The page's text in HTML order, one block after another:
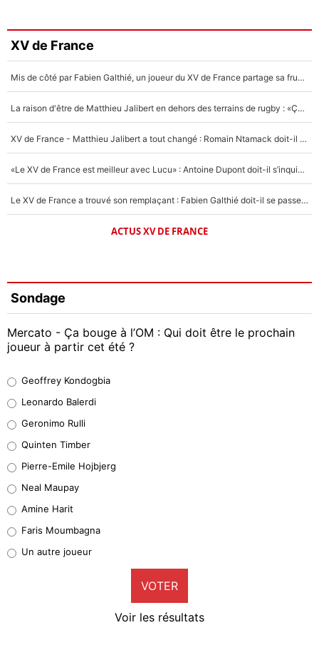
XV de France
Mis de côté par Fabien Galthié, un joueur du XV de France partage sa frustration : «ils ne me l’ont pas dit tout de suite»
La raison d'être de Matthieu Jalibert en dehors des terrains de rugby : «Ça m'atteint autant que si tu touches à un membre de ma famille»
XV de France - Matthieu Jalibert a tout changé : Romain Ntamack doit-il s’inquiéter pour sa place à un an de la Coupe du monde ?
«Le XV de France est meilleur avec Lucu» : Antoine Dupont doit-il s’inquiéter pour sa place ?
Le XV de France a trouvé son remplaçant : Fabien Galthié doit-il se passer d'Antoine Dupont ?
ACTUS XV DE FRANCE
Sondage
Mercato - Ça bouge à l’OM : Qui doit être le prochain
joueur à partir cet été ?
38%
32%
5%
1%
9%
Geoffrey Kondogbia
Leonardo Balerdi
Geronimo Rulli
Quinten Timber
Pierre-Emile Hojbjerg
Neal Maupay
Amine Harit
Faris Moumbagna
Un autre joueur
VOTER
Voir les résultats